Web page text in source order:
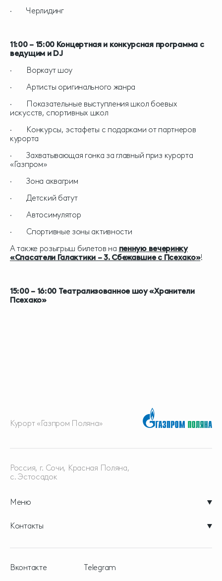
· Черлидинг
11:00 – 15:00 Концертная и конкурсная программа с
ведущим и DJ
· Воркаут шоу
· Артисты оригинального жанра
· Показательные выступления школ боевых
искусств, спортивных школ
· Конкурсы, эстафеты с подарками от партнеров
курорта
· Захватывающая гонка за главный приз курорта
«Газпром»
· Зона аквагрим
· Детский батут
· Автосимулятор
· Спортивные зоны активности
А также розыгрыш билетов на пенную вечеринку
«Спасатели Галактики – 3. Сбежавшие с Псехако»!
15:00 – 16:00 Театрализованное шоу «Хранители
Псехако»
Курорт «Газпром Поляна»
Меню
Россия, г. Сочи, Красная Поляна,
с. Эстосадок
Контакты
Вконтакте
Telegram